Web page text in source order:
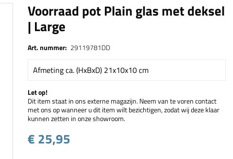
Voorraad pot Plain glas met deksel
| Large
Art. nummer: 29119781DD
Afmeting ca. (HxBxD) 21x10x10 cm
Let op!
Dit item staat in ons externe magazijn. Neem van te voren contact
met ons op wanneer u dit item wilt bezichtigen, zodat wij deze klaar
kunnen zetten in onze showroom.
€ 25,95